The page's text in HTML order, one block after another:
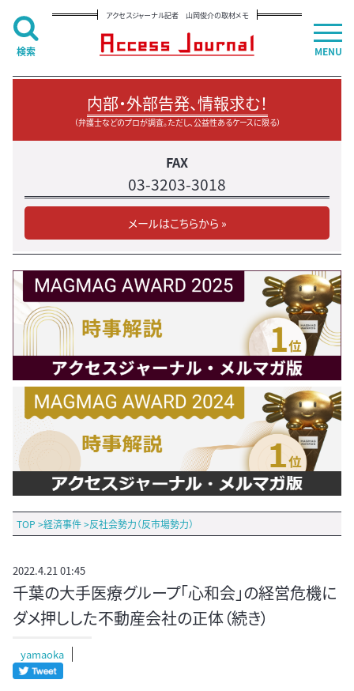
アクセスジャーナル記者 山岡俊介の取材メモ
内部・外部告発、情報求む！
（弁護士などのプロが調査。ただし、公益性あるケースに限る）
FAX
03-3203-3018
メールはこちらから »
TOP >経済事件>反社会勢力（反市場勢力）
2022.4.21 01:45
千葉の大手医療グループ「心和会」の経営危機に
ダメ押しした不動産会社の正体（続き）
yamaoka
MENU
検索